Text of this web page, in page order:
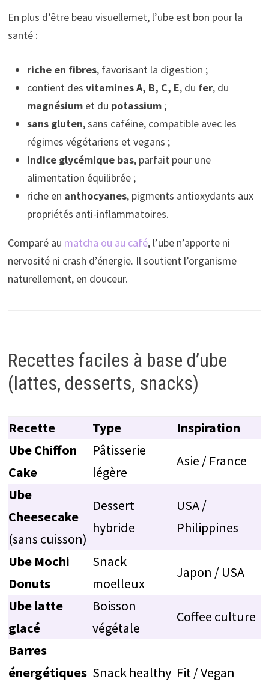
En plus d’être beau visuellemet, l’ube est bon pour la
santé :
riche en fibres, favorisant la digestion ;
contient des vitamines A, B, C, E, du fer, du
magnésium et du potassium ;
sans gluten, sans caféine, compatible avec les
régimes végétariens et vegans ;
indice glycémique bas, parfait pour une
alimentation équilibrée ;
riche en anthocyanes, pigments antioxydants aux
propriétés anti-inflammatoires.
Comparé au matcha ou au café, l’ube n’apporte ni
nervosité ni crash d’énergie. Il soutient l’organisme
naturellement, en douceur.
Recettes faciles à base d’ube
(lattes, desserts, snacks)
Recette Type
Inspiration
Ube Chiffon
Cake
Pâtisserie
légère
Asie / France
Ube
Cheesecake
(sans cuisson)
Dessert
hybride
USA /
Philippines
Ube Mochi
Donuts
Snack
moelleux
Japon / USA
Ube latte
glacé
Boisson
végétale
Coffee culture
Barres
énergétiques Snack healthy Fit / Vegan